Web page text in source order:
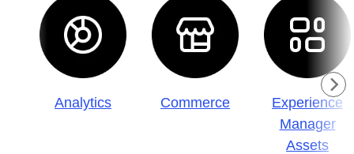
Analytics Commerce
Experience
Manager
Assets